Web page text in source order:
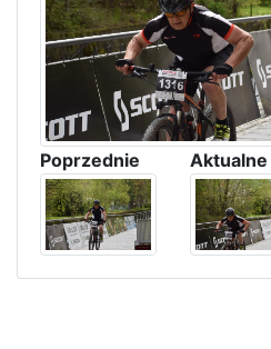
Poprzednie Aktualne